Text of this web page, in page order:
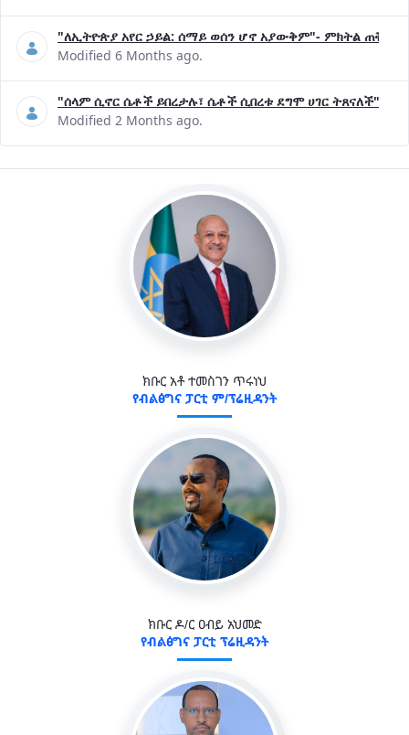
"ለኢትዮጵያ አየር ኃይል: ሰማይ ወሰን ሆኖ አያውቅም"- ምክትል ጠቅላይ
Modified 6 Months ago.
"ሰላም ሲኖር ሴቶች ይበረታሉ፣ ሴቶች ሲበረቱ ደግሞ ሀገር ትጸናለች"-
Modified 2 Months ago.
ክቡር አቶ ተመስገን ጥሩነህ
የብልፅግና ፓርቲ ም/ፕሬዚዳንት
ክቡር ዶ/ር ዐብይ አህመድ
የብልፅግና ፓርቲ ፕሬዚዳንት